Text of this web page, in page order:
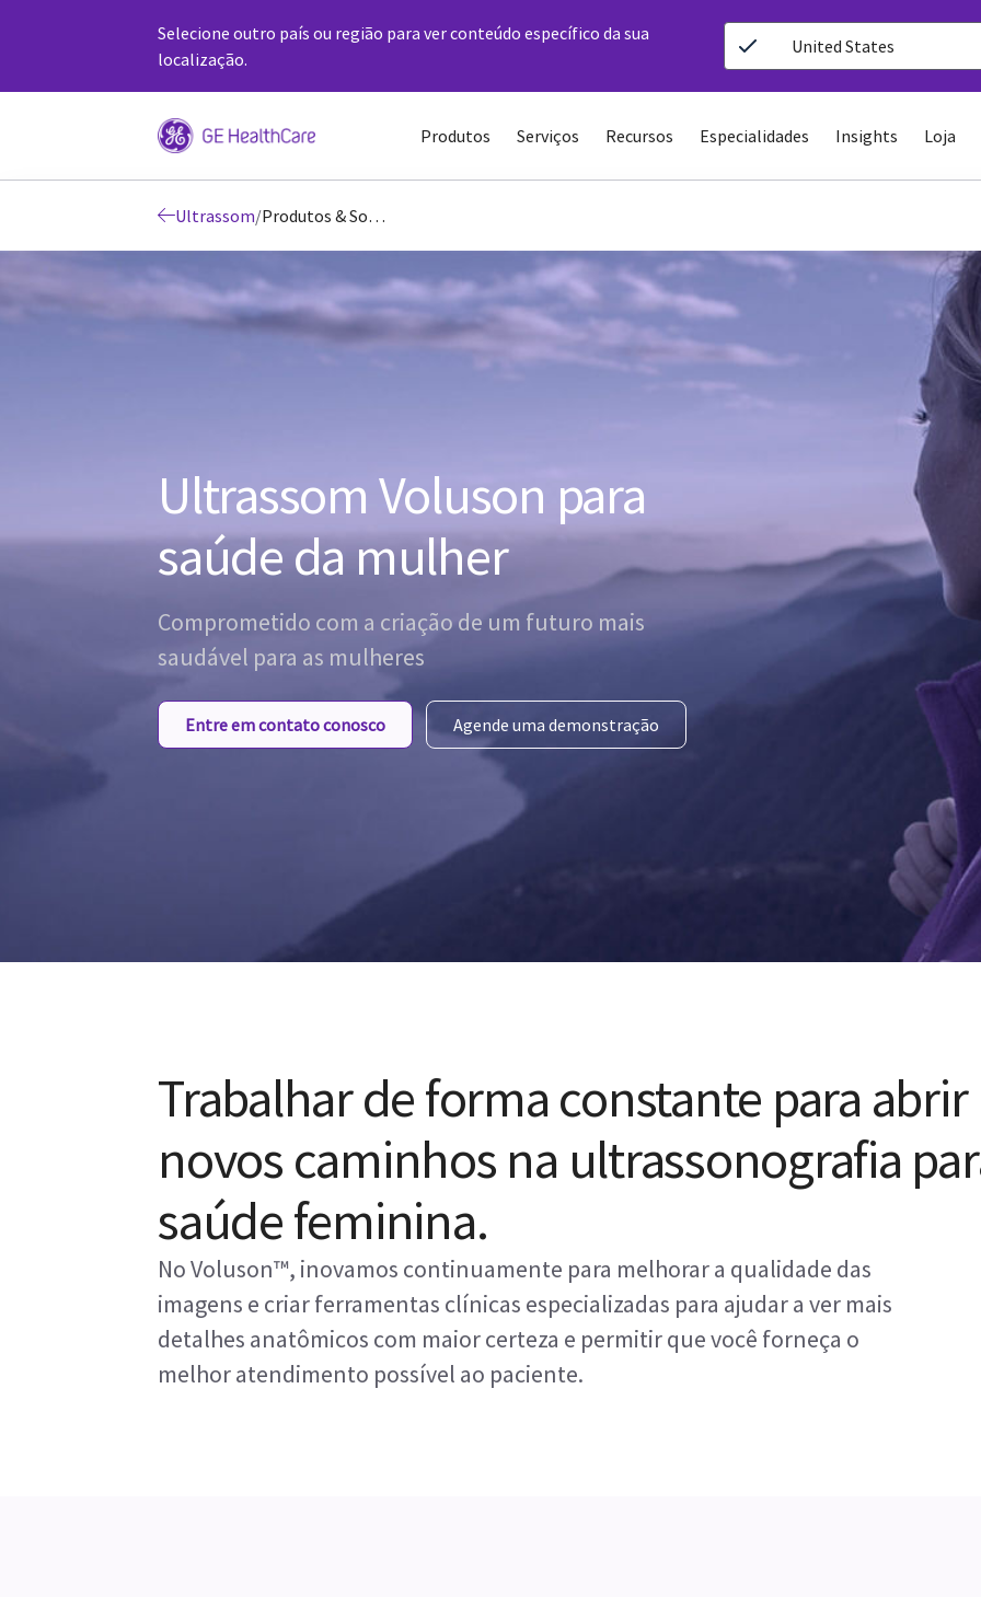
Selecione outro país ou região para ver conteúdo específico da sua
localização.
United States
Produtos Serviços Recursos Especialidades Insights Loja
Ultrassom/ Produtos & Soluções Ultrassom Voluson
Ultrassom Voluson para
saúde da mulher
Comprometido com a criação de um futuro mais
saudável para as mulheres
Entre em contato conosco Agende uma demonstração
Trabalhar de forma constante para abrir
novos caminhos na ultrassonografia
saúde feminina.
No Voluson™, inovamos continuamente para melhorar a qualidade das
imagens e criar ferramentas clínicas especializadas para ajudar a ver mais
detalhes anatômicos com maior certeza e permitir que você forneça o
melhor atendimento possível ao paciente.